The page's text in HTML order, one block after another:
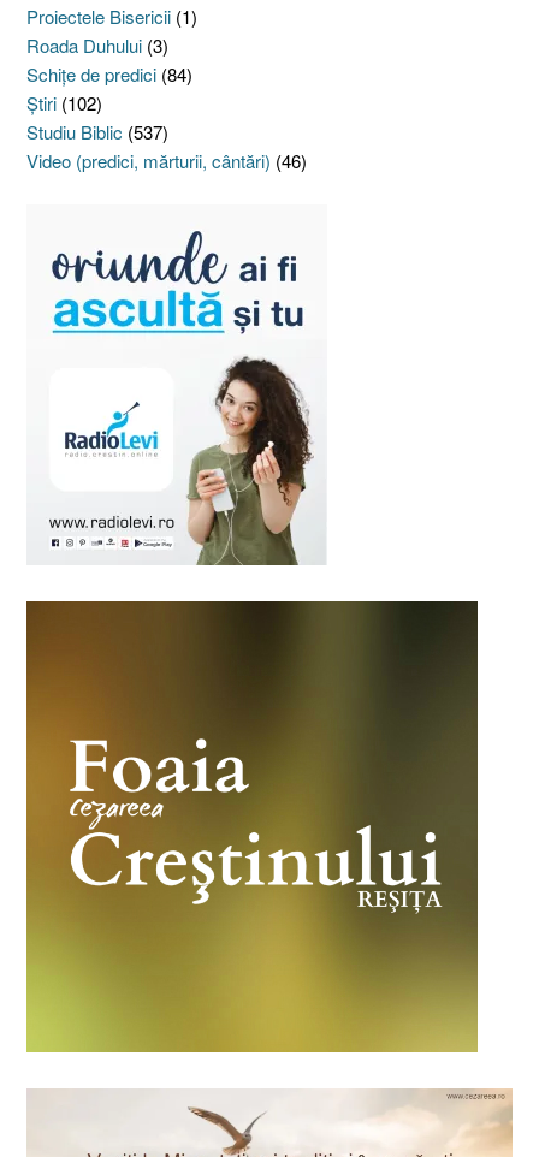
Proiectele Bisericii (1)
Roada Duhului (3)
Schiţe de predici (84)
Ştiri (102)
Studiu Biblic (537)
Video (predici, mărturii, cântări) (46)